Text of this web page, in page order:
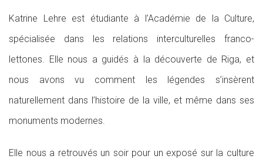
Katrine Lehre est étudiante à l’Académie de la Culture,
spécialisée dans les relations interculturelles franco-
lettones. Elle nous a guidés à la découverte de Riga, et
nous avons vu comment les légendes s’insèrent
naturellement dans l’histoire de la ville, et même dans ses
monuments modernes.
Elle nous a retrouvés un soir pour un exposé sur la culture